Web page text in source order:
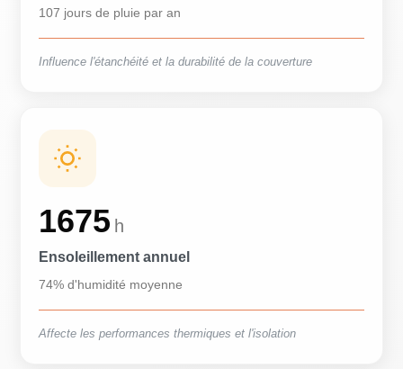
107 jours de pluie par an
Influence l'étanchéité et la durabilité de la couverture
1675 h
Ensoleillement annuel
74% d'humidité moyenne
Affecte les performances thermiques et l'isolation